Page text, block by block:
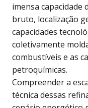
imensa
bruto, localização
capacidades
coletivamente
combustíveis e as
petroquímicas.
Compreender a
técnica dessas